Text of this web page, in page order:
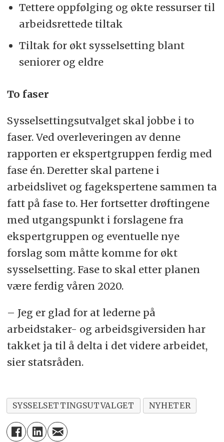
Tettere oppfølging og økte ressurser til
arbeidsrettede tiltak
Tiltak for økt sysselsetting blant
seniorer og eldre
To faser
Sysselsettingsutvalget skal jobbe i to
faser. Ved overleveringen av denne
rapporten er ekspertgruppen ferdig med
fase én. Deretter skal partene i
arbeidslivet og fagekspertene sammen ta
fatt på fase to. Her fortsetter drøftingene
med utgangspunkt i forslagene fra
ekspertgruppen og eventuelle nye
forslag som måtte komme for økt
sysselsetting. Fase to skal etter planen
være ferdig våren 2020.
– Jeg er glad for at lederne på
arbeidstaker- og arbeidsgiversiden har
takket ja til å delta i det videre arbeidet,
sier statsråden.
SYSSELSETTINGSUTVALGET NYHETER